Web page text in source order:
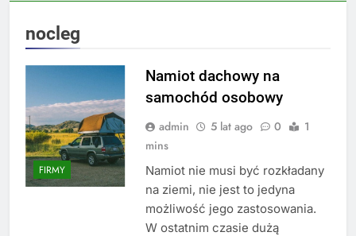
nocleg
FIRMY
Namiot dachowy na
samochód osobowy
admin 5 lat ago 0
1
mins
Namiot nie musi być rozkładany
na ziemi, nie jest to jedyna
możliwość jego zastosowania.
W ostatnim czasie dużą